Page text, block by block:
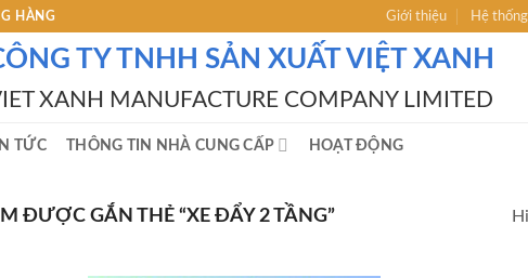
HÀNG Giới thiệu Hệ
TY TNHH SẢN XUẤT VIỆT XANH
XANH MANUFACTURE COMPANY LIMITED
TỨC THÔNG TIN NHÀ CUNG CẤP HOẠT ĐỘNG
ĐƯỢC GẮN THẺ “XE ĐẨY 2 TẦNG”